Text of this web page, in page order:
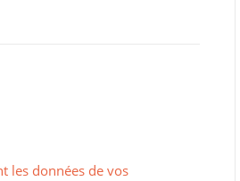
les données de vos